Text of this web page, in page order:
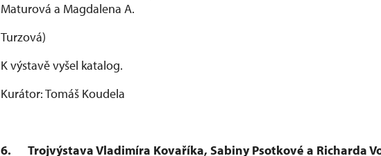
Maturová a Magdalena A.
Turzová)
K výstavě vyšel katalog.
Kurátor: Tomáš Koudela
6. Trojvýstava Vladimíra Kovaříka, Sabiny Psotkové a Richarda